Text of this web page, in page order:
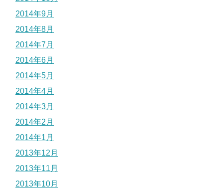
2014年9月
2014年8月
2014年7月
2014年6月
2014年5月
2014年4月
2014年3月
2014年2月
2014年1月
2013年12月
2013年11月
2013年10月